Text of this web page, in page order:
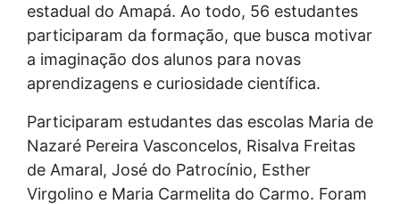
estadual do Amapá. Ao todo, 56 estudantes
participaram da formação, que busca motivar
a imaginação dos alunos para novas
aprendizagens e curiosidade científica.
Participaram estudantes das escolas Maria de
Nazaré Pereira Vasconcelos, Risalva Freitas
de Amaral, José do Patrocínio, Esther
Virgolino e Maria Carmelita do Carmo. Foram